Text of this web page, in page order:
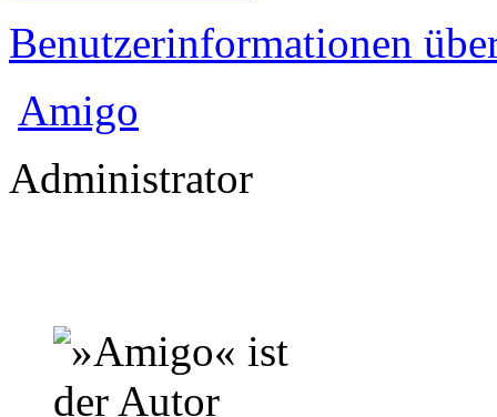
Benutzerinformationen
Amigo
Administrator